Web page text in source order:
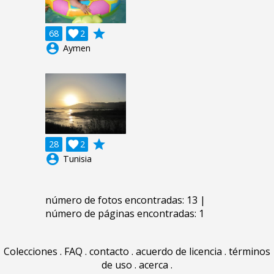
68 2

grade
account_circle Aymen
28 2

grade
account_circle Tunisia
número de fotos encontradas: 13 |
número de páginas encontradas: 1
Colecciones . FAQ . contacto . acuerdo de licencia . términos
de uso . acerca .